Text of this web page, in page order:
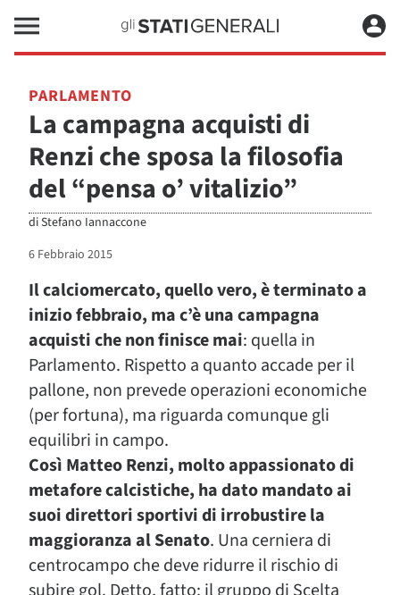
PARLAMENTO
La campagna acquisti di
Renzi che sposa la filosofia
del “pensa o’ vitalizio”
diStefano Iannaccone
6 Febbraio 2015
Il calciomercato, quello vero, è terminato a
inizio febbraio, ma c’è una campagna
acquisti che non finisce mai: quella in
Parlamento. Rispetto a quanto accade per il
pallone, non prevede operazioni economiche
(per fortuna), ma riguarda comunque gli
equilibri in campo.
Così Matteo Renzi, molto appassionato di
metafore calcistiche, ha dato mandato ai
suoi direttori sportivi di irrobustire la
maggioranza al Senato. Una cerniera di
centrocampo che deve ridurre il rischio di